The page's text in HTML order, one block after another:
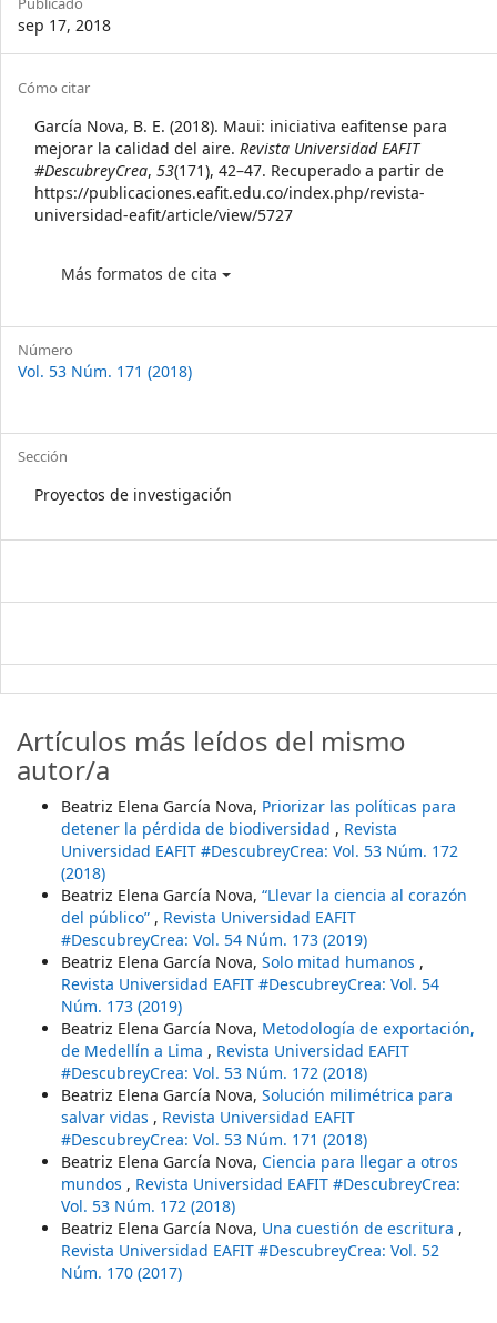
sep 17, 2018
Article
Details
Cómo citar
García Nova, B. E. (2018). Maui: iniciativa eafitense para
mejorar la calidad del aire. Revista Universidad EAFIT
#DescubreyCrea, 53(171), 42–47. Recuperado a partir de
https://publicaciones.eafit.edu.co/index.php/revista-
universidad-eafit/article/view/5727
Más formatos de cita
Número
Vol. 53 Núm. 171 (2018)
Sección
Proyectos de investigación
Artículos más leídos del mismo
autor/a
Beatriz Elena García Nova, Priorizar las políticas para
detener la pérdida de biodiversidad , Revista
Universidad EAFIT #DescubreyCrea: Vol. 53 Núm. 172
(2018)
Beatriz Elena García Nova, “Llevar la ciencia al corazón
del público” , Revista Universidad EAFIT
#DescubreyCrea: Vol. 54 Núm. 173 (2019)
Beatriz Elena García Nova, Solo mitad humanos ,
Revista Universidad EAFIT #DescubreyCrea: Vol. 54
Núm. 173 (2019)
Beatriz Elena García Nova, Metodología de exportación,
de Medellín a Lima , Revista Universidad EAFIT
#DescubreyCrea: Vol. 53 Núm. 172 (2018)
Beatriz Elena García Nova, Solución milimétrica para
salvar vidas , Revista Universidad EAFIT
#DescubreyCrea: Vol. 53 Núm. 171 (2018)
Beatriz Elena García Nova, Ciencia para llegar a otros
mundos , Revista Universidad EAFIT #DescubreyCrea:
Vol. 53 Núm. 172 (2018)
Beatriz Elena García Nova, Una cuestión de escritura ,
Revista Universidad EAFIT #DescubreyCrea: Vol. 52
Núm. 170 (2017)